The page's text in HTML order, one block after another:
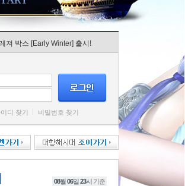
져 박스 [Early Winter] 출시!
디 찾기 비밀번호 찾기
08월 06일 23시 기준